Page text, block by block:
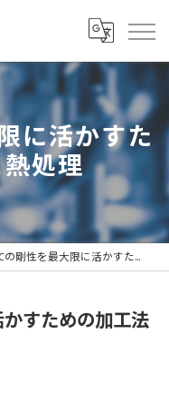
に活かすた
処理
剛性を最大限に活かすための加工法と熱処理
すための加工法